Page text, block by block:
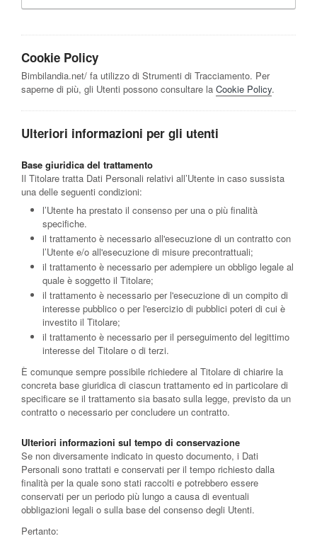
Cookie Policy
Bimbilandia.net/ fa utilizzo di Strumenti di Tracciamento. Per
saperne di più, gli Utenti possono consultare la Cookie Policy.
Ulteriori informazioni per gli utenti
Base giuridica del trattamento
Il Titolare tratta Dati Personali relativi all’Utente in caso sussista
una delle seguenti condizioni:
l’Utente ha prestato il consenso per una o più finalità
specifiche.
il trattamento è necessario all'esecuzione di un contratto con
l’Utente e/o all'esecuzione di misure precontrattuali;
il trattamento è necessario per adempiere un obbligo legale al
quale è soggetto il Titolare;
il trattamento è necessario per l'esecuzione di un compito di
interesse pubblico o per l'esercizio di pubblici poteri di cui è
investito il Titolare;
il trattamento è necessario per il perseguimento del legittimo
interesse del Titolare o di terzi.
È comunque sempre possibile richiedere al Titolare di chiarire la
concreta base giuridica di ciascun trattamento ed in particolare di
specificare se il trattamento sia basato sulla legge, previsto da un
contratto o necessario per concludere un contratto.
Ulteriori informazioni sul tempo di conservazione
Se non diversamente indicato in questo documento, i Dati
Personali sono trattati e conservati per il tempo richiesto dalla
finalità per la quale sono stati raccolti e potrebbero essere
conservati per un periodo più lungo a causa di eventuali
obbligazioni legali o sulla base del consenso degli Utenti.
Pertanto: